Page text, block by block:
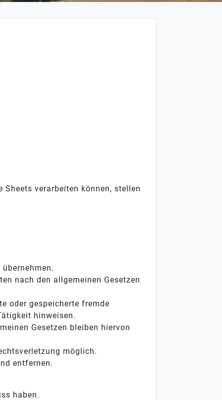
verarbeiten können, stellen
nach den allgemeinen Gesetzen
oder gespeicherte fremde
hinweisen.
Gesetzen bleiben hiervon
möglich.
entfernen.
haben.